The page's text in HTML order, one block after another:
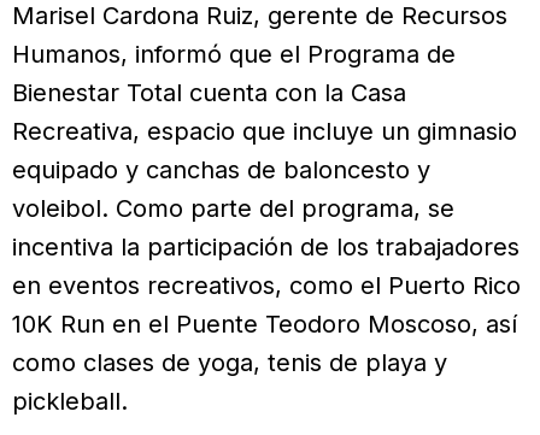
Marisel Cardona Ruiz, gerente de Recursos
Humanos, informó que el Programa de
Bienestar Total cuenta con la Casa
Recreativa, espacio que incluye un gimnasio
equipado y canchas de baloncesto y
voleibol. Como parte del programa, se
incentiva la participación de los trabajadores
en eventos recreativos, como el Puerto Rico
10K Run en el Puente Teodoro Moscoso, así
como clases de yoga, tenis de playa y
pickleball.